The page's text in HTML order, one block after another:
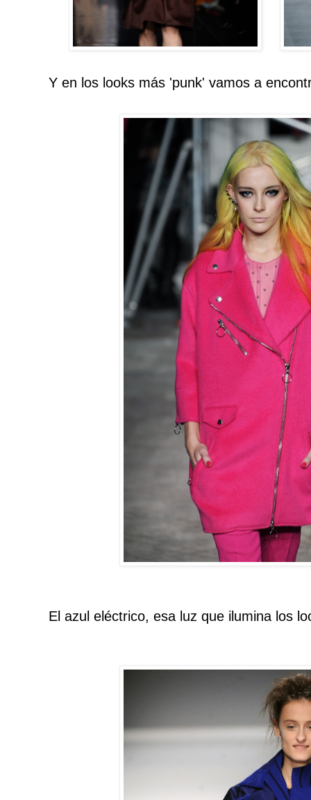
Y en los looks más 'punk' vamos a
El azul eléctrico, esa luz que ilumina los